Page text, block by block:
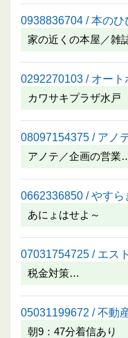
0938836704 / 本のひ
家の近くの本屋／雑
0292270103 / オート
カワサキプラザ水戸
08097154375 / アノ
アノテ／企画の営業
0662336850 / やすら
あにょはせよ～
07031754725 / エス
税金対策…
05031199672 / 不動
朝9：47分着信あり